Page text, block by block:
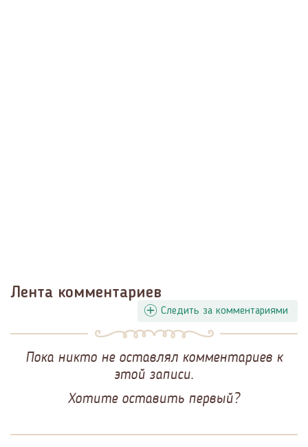
Лента комментариев
Следить за комментариями
Пока никто не оставлял комментариев к
этой записи.
Хотите оставить первый?